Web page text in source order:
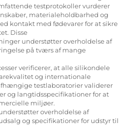
testprotokoller vurderer
materialeholdbarhed og
kontakt med fødevarer for at sikre
Disse
understøtter overholdelse af
på tværs af mange
verificerer, at alle silikondele
og internationale
testlaboratorier validerer
og langtidsspecifikationer for at
miljøer.
overholdelse af
og specifikationer for udstyr til